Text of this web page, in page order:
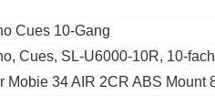
Cues 10-Gang
Cues, SL-U6000-10R, 10-fach
Mobie 34 AIR 2CR ABS Mount